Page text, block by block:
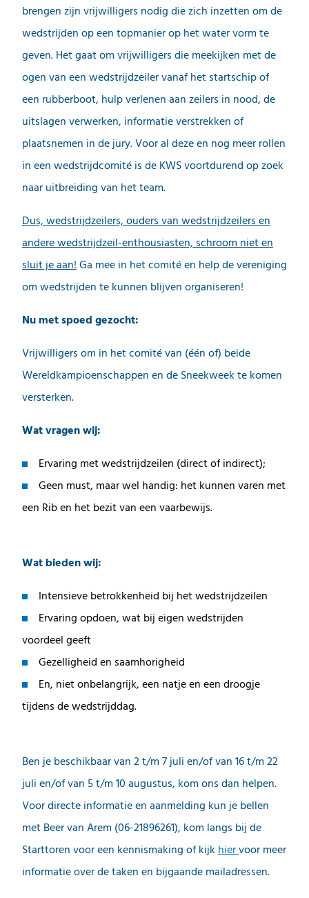
brengen zijn vrijwilligers nodig die zich inzetten om de
wedstrijden op een topmanier op het water vorm te
geven. Het gaat om vrijwilligers die meekijken met de
ogen van een wedstrijdzeiler vanaf het startschip of
een rubberboot, hulp verlenen aan zeilers in nood, de
uitslagen verwerken, informatie verstrekken of
plaatsnemen in de jury. Voor al deze en nog meer rollen
in een wedstrijdcomité is de KWS voortdurend op zoek
naar uitbreiding van het team.
Dus, wedstrijdzeilers, ouders van wedstrijdzeilers en
andere wedstrijdzeil-enthousiasten, schroom niet en
sluit je aan!Ga mee in het comité en help de vereniging
om wedstrijden te kunnen blijven organiseren!
Nu met spoed gezocht:
Vrijwilligers om in het comité van (één of) beide
Wereldkampioenschappen en de Sneekweek te komen
versterken.
Wat vragen wij:
Ervaring met wedstrijdzeilen (direct of indirect);
Geen must, maar wel handig: het kunnen varen met
een Rib en het bezit van een vaarbewijs.
Wat bieden wij:
Intensieve betrokkenheid bij het wedstrijdzeilen
Ervaring opdoen, wat bij eigen wedstrijden
voordeel geeft
Gezelligheid en saamhorigheid
En, niet onbelangrijk, een natje en een droogje
tijdens de wedstrijddag.
Ben je beschikbaar van 2 t/m 7 juli en/of van 16 t/m 22
juli en/of van 5 t/m 10 augustus, kom ons dan helpen.
Voor directe informatie en aanmelding kun je bellen
met Beer van Arem (06-21896261), kom langs bij de
Starttoren voor een kennismaking of kijkhiervoor meer
informatie over de taken en bijgaande mailadressen.